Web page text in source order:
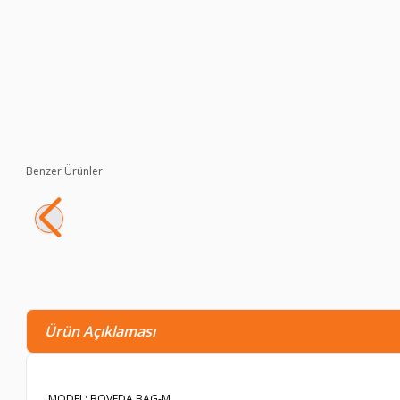
Benzer Ürünler
Mezmob Masif Yerli Sedir Ağacı Humidor Puro Kutusu Küçük
3.940,10
Ürün Açıklaması